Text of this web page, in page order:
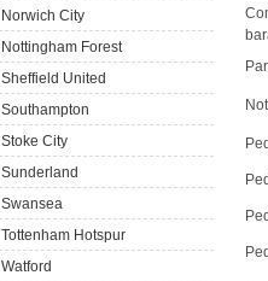
Norwich City
Nottingham Forest
Sheffield United
Southampton
Stoke City
Sunderland
Swansea
Tottenham Hotspur
Watford